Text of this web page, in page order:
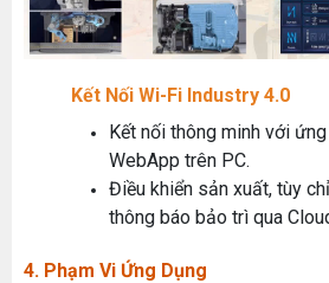
Kết Nối Wi-Fi Industry 4.0
Kết nối thông minh với
WebApp trên PC.
Điều khiển sản xuất, tùy
thông báo bảo trì qua
4. Phạm Vi Ứng Dụng